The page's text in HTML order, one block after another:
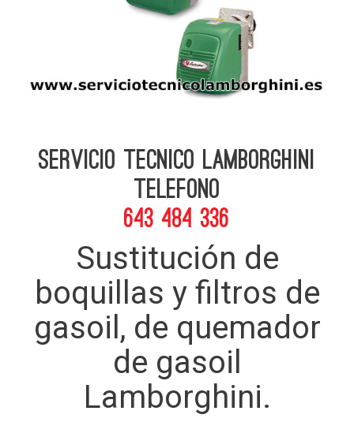
Servicio Tecnico Lamborghini
telefono
643 484 336
Sustitución de
boquillas y filtros de
gasoil, de quemador
de gasoil
Lamborghini.